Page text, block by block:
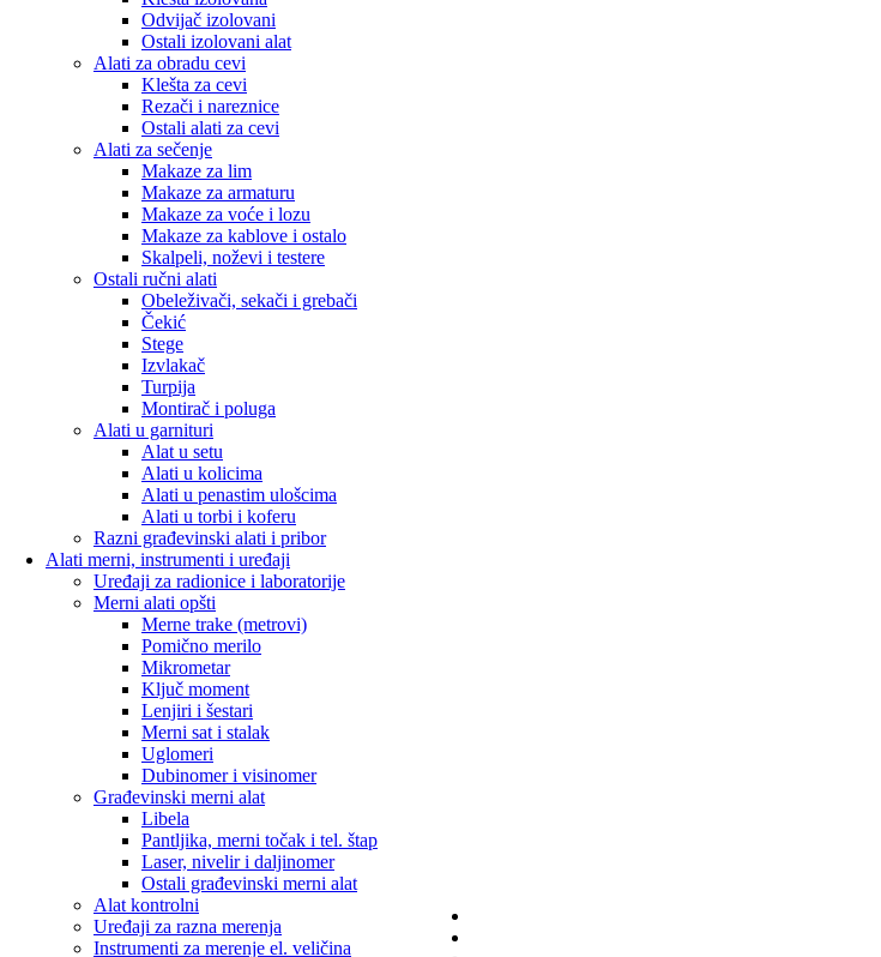
Odvijač izolovani
Ostali izolovani alat
Alati za obradu cevi
Klešta za cevi
Rezači i nareznice
Ostali alati za cevi
Alati za sečenje
Makaze za lim
Makaze za armaturu
Makaze za voće i lozu
Makaze za kablove i ostalo
Skalpeli, noževi i testere
Ostali ručni alati
Obeleživači, sekači i grebači
Čekić
Stege
Izvlakač
Turpija
Montirač i poluga
Alati u garnituri
Alat u setu
Alati u kolicima
Alati u penastim ulošcima
Alati u torbi i koferu
Razni građevinski alati i pribor
Alati merni, instrumenti i uređaji
Uređaji za radionice i laboratorije
Merni alati opšti
Merne trake (metrovi)
Pomično merilo
Mikrometar
Ključ moment
Lenjiri i šestari
Merni sat i stalak
Uglomeri
Dubinomer i visinomer
Građevinski merni alat
Libela
Pantljika, merni točak i tel. štap
Laser, nivelir i daljinomer
Ostali građevinski merni alat
Alat kontrolni
Uređaji za razna merenja
Instrumenti za merenje el. veličina